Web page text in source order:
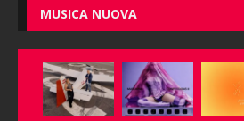
MUSICA NUOVA